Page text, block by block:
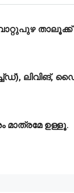
താലൂക്ക്
ലിവിങ്,
മാത്രമേ ഉള്ളൂ.